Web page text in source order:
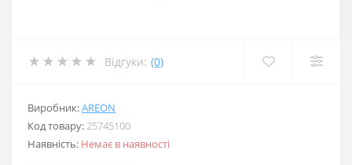
Відгуки: (0)
Виробник:AREON
Код товару:25745100
Наявність: Немає в наявності